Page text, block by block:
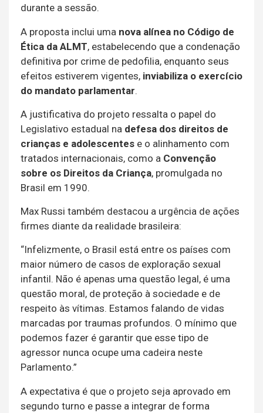
durante a sessão.
A proposta inclui uma nova alínea no Código de
Ética da ALMT, estabelecendo que a condenação
definitiva por crime de pedofilia, enquanto seus
efeitos estiverem vigentes, inviabiliza o exercício
do mandato parlamentar.
A justificativa do projeto ressalta o papel do
Legislativo estadual na defesa dos direitos de
crianças e adolescentes e o alinhamento com
tratados internacionais, como a Convenção
sobre os Direitos da Criança, promulgada no
Brasil em 1990.
Max Russi também destacou a urgência de ações
firmes diante da realidade brasileira:
“Infelizmente, o Brasil está entre os países com
maior número de casos de exploração sexual
infantil. Não é apenas uma questão legal, é uma
questão moral, de proteção à sociedade e de
respeito às vítimas. Estamos falando de vidas
marcadas por traumas profundos. O mínimo que
podemos fazer é garantir que esse tipo de
agressor nunca ocupe uma cadeira neste
Parlamento.”
A expectativa é que o projeto seja aprovado em
segundo turno e passe a integrar de forma